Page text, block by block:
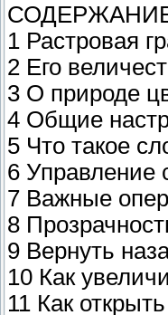
1 Растровая
2 Его
3 О природе
4 Общие
5 Что такое
6 Управление
7 Важные
8
9 Вернуть
10 Как
11 Как